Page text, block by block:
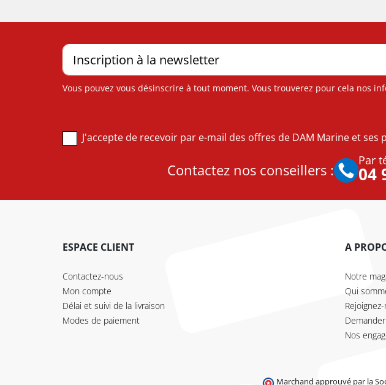
Vous pouvez vous désinscrire à tout moment. Vous trouverez pour cela nos
J'accepte de recevoir par e-mail des offres de DAM Marine et ses
Contactez nos conseillers :
Par
04
ESPACE CLIENT
Contactez-nous
Mon compte
Délai et suivi de la livraison
Modes de paiement
A
Notre
Qui
Nos
Marchand approuvé par la